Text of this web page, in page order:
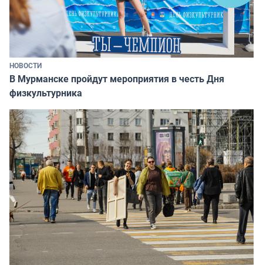
НОВОСТИ
В Мурманске пройдут мероприятия в честь Дня
физкультурника